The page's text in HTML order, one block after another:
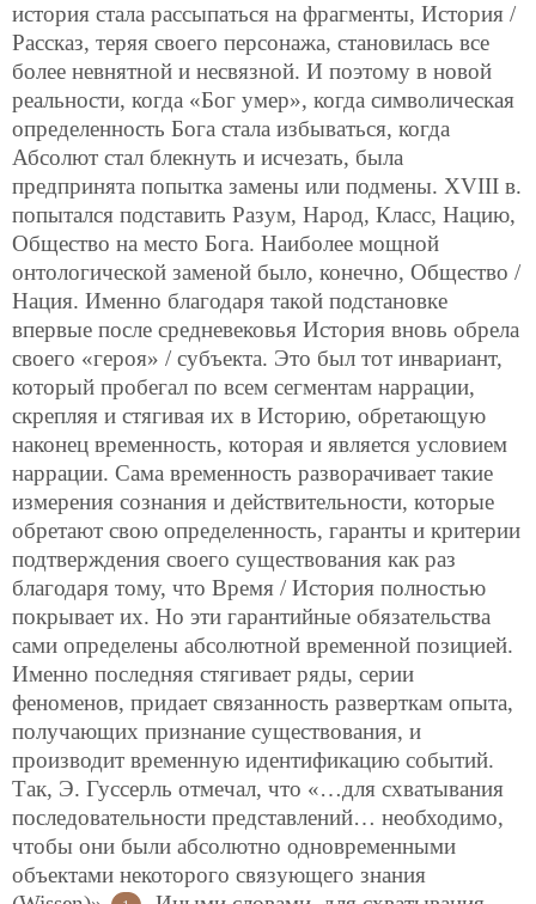
история стала рассыпаться на фрагменты, История /
Рассказ, теряя своего персонажа, становилась все
более невнятной и несвязной. И поэтому в новой
реальности, когда «Бог умер», когда символическая
определенность Бога стала избываться, когда
Абсолют стал блекнуть и исчезать, была
предпринята попытка замены или подмены. ХVIII в.
попытался подставить Разум, Народ, Класс, Нацию,
Общество на место Бога. Наиболее мощной
онтологической заменой было, конечно, Общество /
Нация. Именно благодаря такой подстановке
впервые после средневековья История вновь обрела
своего «героя» / субъекта. Это был тот инвариант,
который пробегал по всем сегментам наррации,
скрепляя и стягивая их в Историю, обретающую
наконец временность, которая и является условием
наррации. Сама временность разворачивает такие
измерения сознания и действительности, которые
обретают свою определенность, гаранты и критерии
подтверждения своего существования как раз
благодаря тому, что Время / История полностью
покрывает их. Но эти гарантийные обязательства
сами определены абсолютной временной позицией.
Именно последняя стягивает ряды, серии
феноменов, придает связанность разверткам опыта,
получающих признание существования, и
производит временную идентификацию событий.
Так, Э. Гуссерль отмечал, что «…для схватывания
последовательности представлений… необходимо,
чтобы они были абсолютно одновременными
объектами некоторого связующего знания